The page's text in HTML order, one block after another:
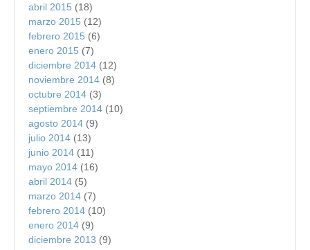
abril 2015 (18)
marzo 2015 (12)
febrero 2015 (6)
enero 2015 (7)
diciembre 2014 (12)
noviembre 2014 (8)
octubre 2014 (3)
septiembre 2014 (10)
agosto 2014 (9)
julio 2014 (13)
junio 2014 (11)
mayo 2014 (16)
abril 2014 (5)
marzo 2014 (7)
febrero 2014 (10)
enero 2014 (9)
diciembre 2013 (9)